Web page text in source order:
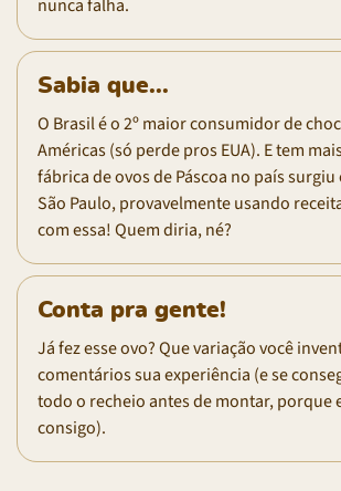
nunca falha.
Sabia que...
O Brasil é o 2º maior consumidor de
Américas (só perde pros EUA). E tem
fábrica de ovos de Páscoa no país surgiu
São Paulo, provavelmente usando
com essa! Quem diria, né?
Conta pra gente!
Já fez esse ovo? Que variação você
comentários sua experiência (e se
todo o recheio antes de montar, porque
consigo).